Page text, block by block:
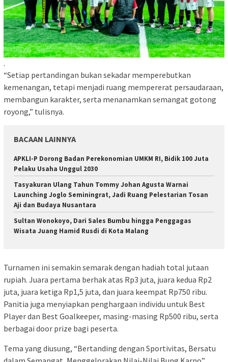
.
“Setiap pertandingan bukan sekadar memperebutkan
kemenangan, tetapi menjadi ruang mempererat persaudaraan,
membangun karakter, serta menanamkan semangat gotong
royong,” tulisnya.
BACAAN LAINNYA
APKLI-P Dorong Badan Perekonomian UMKM RI, Bidik 100 Juta
Pelaku Usaha Unggul 2030
Tasyakuran Ulang Tahun Tommy Johan Agusta Warnai
Launching Joglo Seminingrat, Jadi Ruang Pelestarian Tosan
Aji dan Budaya Nusantara
Sultan Wonokoyo, Dari Sales Bumbu hingga Penggagas
Wisata Juang Hamid Rusdi di Kota Malang
Turnamen ini semakin semarak dengan hadiah total jutaan
rupiah. Juara pertama berhak atas Rp3 juta, juara kedua Rp2
juta, juara ketiga Rp1,5 juta, dan juara keempat Rp750 ribu.
Panitia juga menyiapkan penghargaan individu untuk Best
Player dan Best Goalkeeper, masing-masing Rp500 ribu, serta
berbagai door prize bagi peserta.
Tema yang diusung, “Bertanding dengan Sportivitas, Bersatu